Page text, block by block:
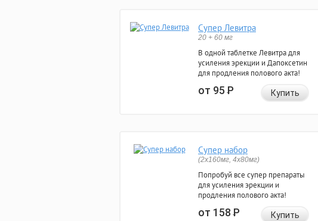
Супер Левитра
20 + 60 мг
В одной таблетке Левитра для
усиления эрекции и Дапоксетин
для продления полового акта!
от 95Р Купить
Супер набор
(2х160мг, 4х80мг)
Попробуй все супер препараты
для усиления эрекции и
продления полового акта!
от 158Р Купить